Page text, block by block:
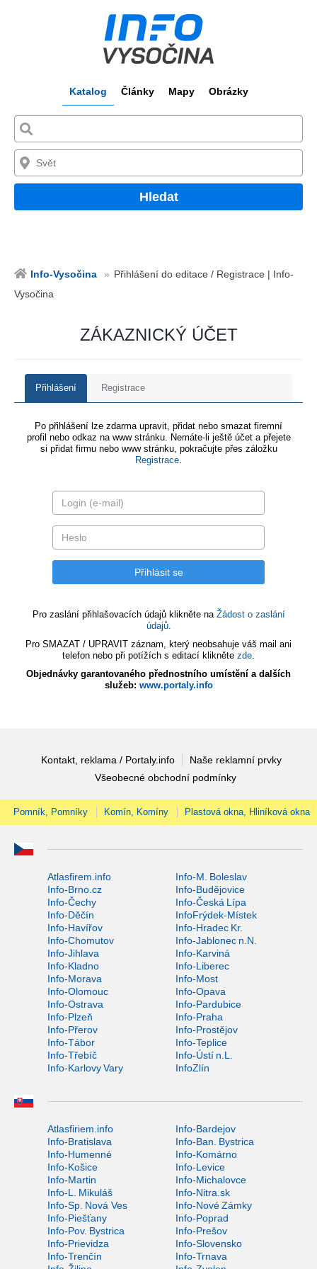
Katalog Články Mapy Obrázky
Hledat
Info-Vysočina
Přihlášení do editace / Registrace | Info-
Vysočina
ZÁKAZNICKÝ ÚČET
Přihlášení Registrace
Po přihlášení lze zdarma upravit, přidat nebo smazat firemní
profil nebo odkaz na www stránku. Nemáte-li ještě účet a přejete
si přidat firmu nebo www stránku, pokračujte přes záložku
Registrace.
Pro zaslání přihlašovacích údajů klikněte na Žádost o zaslání
údajů.
Pro SMAZAT / UPRAVIT záznam, který neobsahuje váš mail ani
telefon nebo při potížích s editací klikněte zde.
Objednávky garantovaného přednostního umístění a dalších
služeb: www.portaly.info
Kontakt, reklama / Portaly.info
Naše reklamní prvky
Všeobecné obchodní podmínky
Pomník, Pomníky Komín, Komíny Plastová okna, Hliníková okna
Atlasfirem.info
Info-M. Boleslav
Info-Brno.cz
Info-Budějovice
Info-Čechy
Info-Česká Lípa
Info-Děčín
InfoFrýdek-Místek
Info-Havířov
Info-Hradec Kr.
Info-Chomutov
Info-Jablonec n.N.
Info-Jihlava
Info-Karviná
Info-Kladno
Info-Liberec
Info-Morava
Info-Most
Info-Olomouc
Info-Opava
Info-Ostrava
Info-Pardubice
Info-Plzeň
Info-Praha
Info-Přerov
Info-Prostějov
Info-Tábor
Info-Teplice
Info-Třebíč
Info-Ústí n.L.
Info-Karlovy Vary
InfoZlín
Atlasfiriem.info
Info-Bardejov
Info-Bratislava
Info-Ban. Bystrica
Info-Humenné
Info-Komárno
Info-Košice
Info-Levice
Info-Martin
Info-Michalovce
Info-L. Mikuláš
Info-Nitra.sk
Info-Sp. Nová Ves
Info-Nové Zámky
Info-Piešťany
Info-Poprad
Info-Pov. Bystrica
Info-Prešov
Info-Prievidza
Info-Slovensko
Info-Trenčín
Info-Trnava